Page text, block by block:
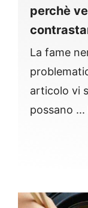
perchè
La fame
articolo vi
possano ...